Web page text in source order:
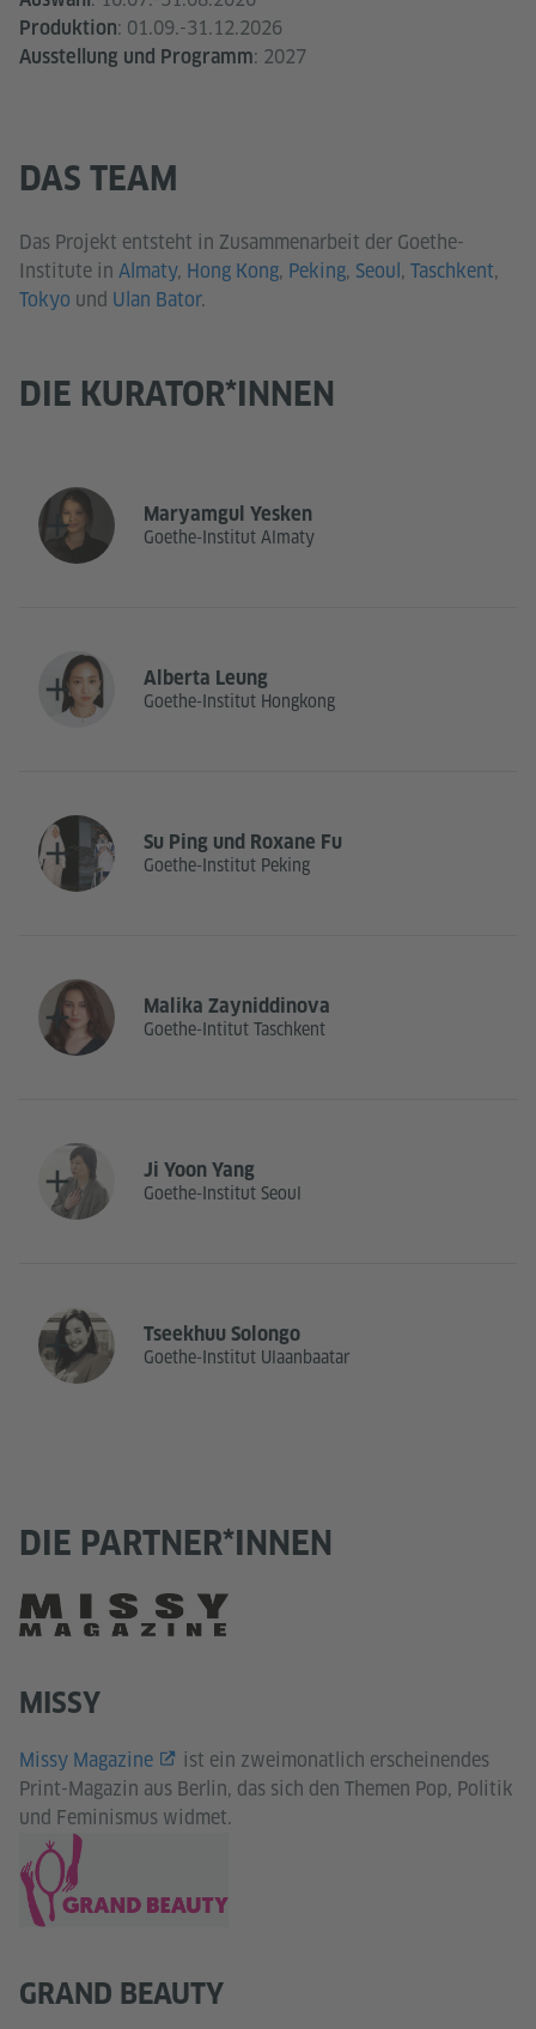
Produktion: 01.09.-31.12.2026
Ausstellung und Programm: 2027
DAS TEAM
Das Projekt entsteht in Zusammenarbeit der Goethe-
Institute in Almaty, Hong Kong, Peking, Seoul , Taschkent,
Tokyo und Ulan Bator.
DIE KURATOR*INNEN
Maryamgul Yesken
Goethe-Institut Almaty
Alberta Leung
Goethe-Institut Hongkong
Su Ping und Roxane Fu
Goethe-Institut Peking
Malika Zayniddinova
Goethe-Intitut Taschkent
Ji Yoon Yang
Goethe-Institut Seoul
Tseekhuu Solongo
Goethe-Institut Ulaanbaatar
DIE PARTNER*INNEN
MISSY
Missy Magazine
ist ein zweimonatlich erscheinendes
Print-Magazin aus Berlin, das sich den Themen Pop, Politik
und Feminismus widmet.
GRAND BEAUTY